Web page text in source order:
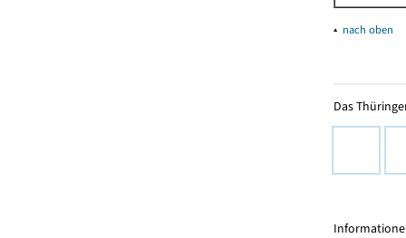
▴ nach oben
Das